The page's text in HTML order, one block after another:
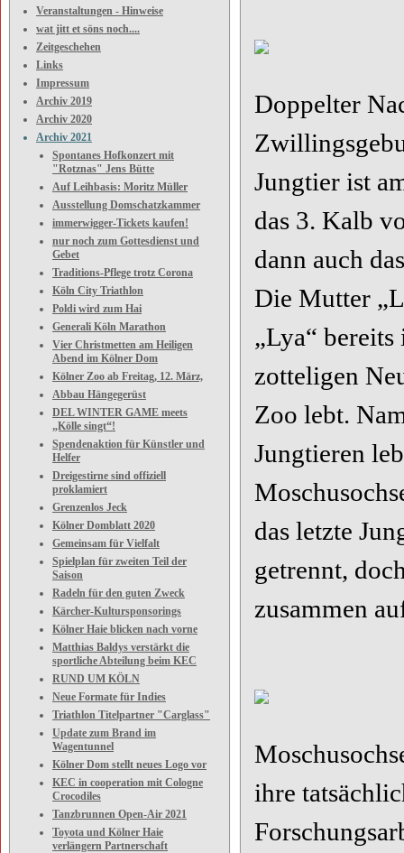
Veranstaltungen - Hinweise
wat jitt et söns noch....
Zeitgeschehen
Links
Impressum
Archiv 2019
Archiv 2020
Archiv 2021
Spontanes Hofkonzert mit
"Rotznas" Jens Bütte
Auf Leihbasis: Moritz Müller
Ausstellung Domschatzkammer
immerwigger-Tickets kaufen!
nur noch zum Gottesdienst und
Gebet
Traditions-Pflege trotz Corona
Köln City Triathlon
Poldi wird zum Hai
Generali Köln Marathon
Vier Christmetten am Heiligen
Abend im Kölner Dom
Kölner Zoo ab Freitag, 12. März,
Abbau Hängegerüst
DEL WINTER GAME meets
„Kölle singt“!
Spendenaktion für Künstler und
Helfer
Dreigestirne sind offiziell
proklamiert
Grenzenlos Jeck
Kölner Domblatt 2020
Gemeinsam für Vielfalt
Spielplan für zweiten Teil der
Saison
Radeln für den guten Zweck
Kärcher-Kultursponsorings
Kölner Haie blicken nach vorne
Matthias Baldys verstärkt die
sportliche Abteilung beim KEC
RUND UM KÖLN
Neue Formate für Indies
Triathlon Titelpartner "Carglass"
Update zum Brand im
Wagentunnel
Kölner Dom stellt neues Logo vor
KEC in cooperation mit Cologne
Crocodiles
Tanzbrunnen Open-Air 2021
Toyota und Kölner Haie
verlängern Partnerschaft
Doppelter
Jungtier ist
das 3. Kalb
dann auch
Die Mutter
„Lya“
zotteligen
Zoo lebt.
Jungtieren
das letzte
getrennt,
zusammen
ihre